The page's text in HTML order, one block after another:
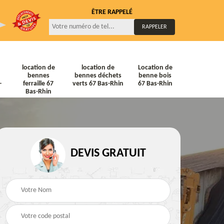
ÊTRE RAPPELÉ
location de
bennes
ferraille 67
Bas-Rhin
location de
bennes déchets
verts 67 Bas-Rhin
Location de
benne bois
67 Bas-Rhin
Location de bennes à
gravats 67 Bas-Rhin
Location de bennes
Tout venant 67 Bas-
DEVIS GRATUIT